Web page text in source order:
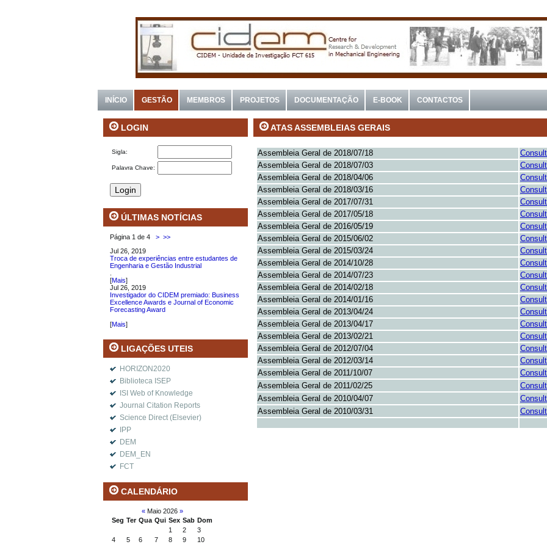
INÍCIO GESTÃO MEMBROS PROJETOS DOCUMENTAÇÃO E-BOOK CONTACTOS
LOGIN
Sigla:
Palavra Chave:
ÚLTIMAS NOTÍCIAS
Página 1 de 4 > >>
Jul 26, 2019
Troca de experiências entre estudantes de
Engenharia e Gestão Industrial
[Mais]
Jul 26, 2019
Investigador do CIDEM premiado: Business
Excellence Awards e Journal of Economic
Forecasting Award
[Mais]
LIGAÇÕES UTEIS
HORIZON2020
Biblioteca ISEP
ISI Web of Knowledge
Journal Citation Reports
Science Direct (Elsevier)
IPP
DEM
DEM_EN
FCT
CALENDÁRIO
«Maio 2026 »
Seg Ter Qua Qui Sex Sab Dom
1
2
3
4
5 6 7 8 9
10
ATAS ASSEMBLEIAS GERAIS
Assembleia Geral de 2018/07/18
Assembleia Geral de 2018/07/03
Assembleia Geral de 2018/04/06
Assembleia Geral de 2018/03/16
Assembleia Geral de 2017/07/31
Assembleia Geral de 2017/05/18
Assembleia Geral de 2016/05/19
Assembleia Geral de 2015/06/02
Assembleia Geral de 2015/03/24
Assembleia Geral de 2014/10/28
Assembleia Geral de 2014/07/23
Assembleia Geral de 2014/02/18
Assembleia Geral de 2014/01/16
Assembleia Geral de 2013/04/24
Assembleia Geral de 2013/04/17
Assembleia Geral de 2013/02/21
Assembleia Geral de 2012/07/04
Assembleia Geral de 2012/03/14
Assembleia Geral de 2011/10/07
Assembleia Geral de 2011/02/25
Assembleia Geral de 2010/04/07
Assembleia Geral de 2010/03/31